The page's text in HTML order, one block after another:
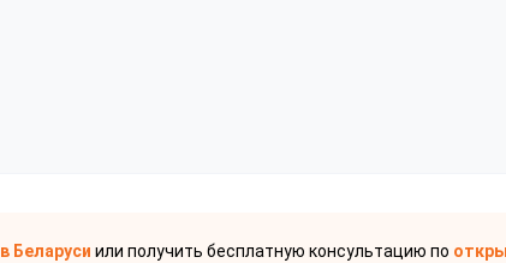
в Беларуси или получить бесплатную консультацию по